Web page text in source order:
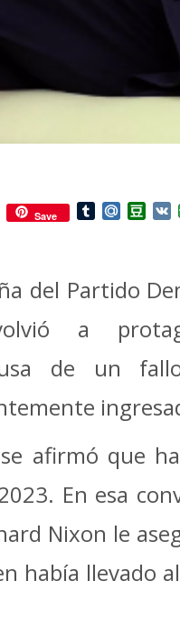
Yahoo
Mail
Save TumblrMail.Ru
del Partido
a
de un
afirmó que
En esa
Nixon le
había llevado